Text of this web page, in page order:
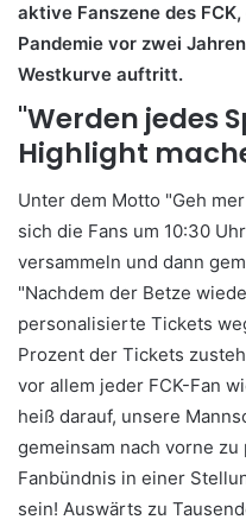
aktive Fanszene des
Pandemie vor zwei
Westkurve auftritt.
"Werden jedes
Highlight
Unter dem Motto "Geh
sich die Fans um 10:30
versammeln und dann
"Nachdem der Betze
personalisierte Tickets
Prozent der Tickets
vor allem jeder FCK-Fan
heiß darauf, unsere
gemeinsam nach vorne
Fanbündnis in einer
sein! Auswärts zu